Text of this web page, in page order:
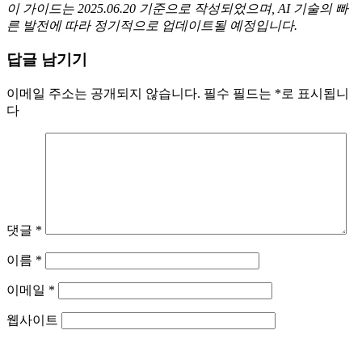
이 가이드는 2025.06.20 기준으로 작성되었으며, AI 기술의 빠
른 발전에 따라 정기적으로 업데이트될 예정입니다.
답글 남기기
이메일 주소는 공개되지 않습니다. 필수 필드는 *로 표시됩니
다
댓글 *
이름 *
이메일 *
웹사이트